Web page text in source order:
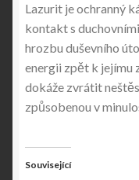
Lazurit je ochranný
kontakt s
hrozbu duševního
energii zpět k jejímu
dokáže zvrátit
způsobenou v
Související